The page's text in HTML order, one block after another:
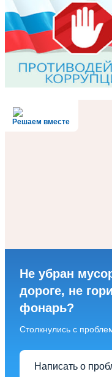
Решаем вместе
Не убран
дороге, не
фонарь?
Столкнулись с
Написать о